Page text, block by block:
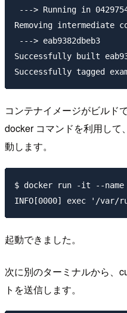
コンテナイメージがビルド
docker コマンドを利用して
動します。
$ docker run -it --name
起動できました。
次に別のターミナルから、
トを送信します。